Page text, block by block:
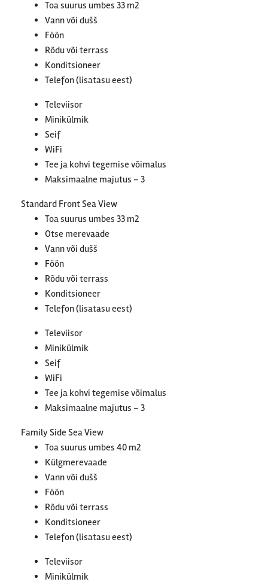
Toa suurus umbes 33 m2
Vann või dušš
Föön
Rõdu või terrass
Konditsioneer
Telefon (lisatasu eest)
Televiisor
Minikülmik
Seif
WiFi
Tee ja kohvi tegemise võimalus
Maksimaalne majutus – 3
Standard Front Sea View
Toa suurus umbes 33 m2
Otse merevaade
Vann või dušš
Föön
Rõdu või terrass
Konditsioneer
Telefon (lisatasu eest)
Televiisor
Minikülmik
Seif
WiFi
Tee ja kohvi tegemise võimalus
Maksimaalne majutus – 3
Family Side Sea View
Toa suurus umbes 40 m2
Külgmerevaade
Vann või dušš
Föön
Rõdu või terrass
Konditsioneer
Telefon (lisatasu eest)
Televiisor
Minikülmik